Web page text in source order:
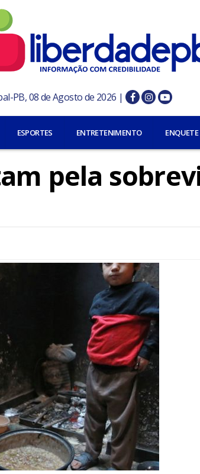
PB, 08 de Agosto de 2026 |
ESPORTES ENTRETENIMENTO ENQUETE
pela